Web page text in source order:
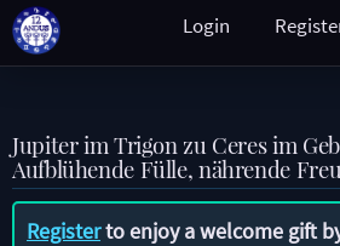
Login
Jupiter im Trigon zu Ceres im
Aufblühende Fülle, nährende
Registerto enjoy a welcome gift